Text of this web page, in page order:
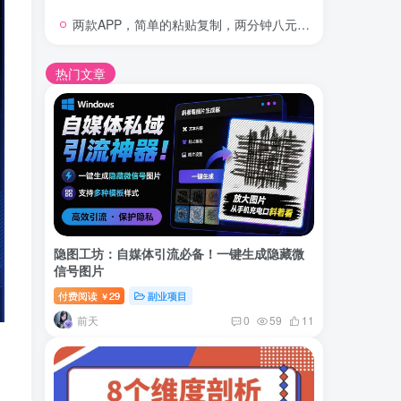
两款APP，简单的粘贴复制，两分钟八元钱，无限做，执行就有收入
热门文章
隐图工坊：自媒体引流必备！一键生成隐藏微
信号图片
付费阅读 ￥29 副业项目
前天 0 59 11